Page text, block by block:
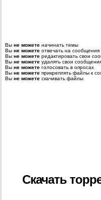
Вы не можете начинать темы
Вы не можете отвечать на сообщения
Вы не можете редактировать свои
Вы не можете удалять свои
Вы не можете голосовать в опросах
Вы не можете прикреплять файлы к
Вы не можете скачивать файлы
Скачать